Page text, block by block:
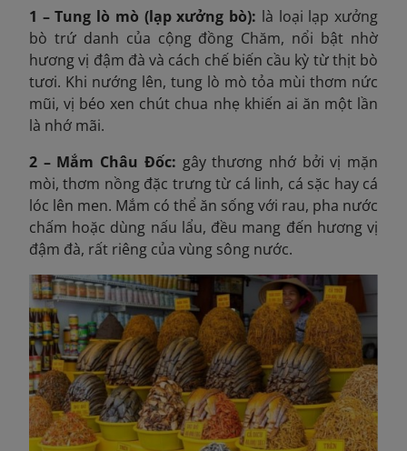
1 – Tung lò mò (lạp xưởng bò): là loại lạp xưởng
bò trứ danh của cộng đồng Chăm, nổi bật nhờ
hương vị đậm đà và cách chế biến cầu kỳ từ thịt bò
tươi. Khi nướng lên, tung lò mò tỏa mùi thơm nức
mũi, vị béo xen chút chua nhẹ khiến ai ăn một lần
là nhớ mãi.
2 – Mắm Châu Đốc: gây thương nhớ bởi vị mặn
mòi, thơm nồng đặc trưng từ cá linh, cá sặc hay cá
lóc lên men. Mắm có thể ăn sống với rau, pha nước
chấm hoặc dùng nấu lẩu, đều mang đến hương vị
đậm đà, rất riêng của vùng sông nước.